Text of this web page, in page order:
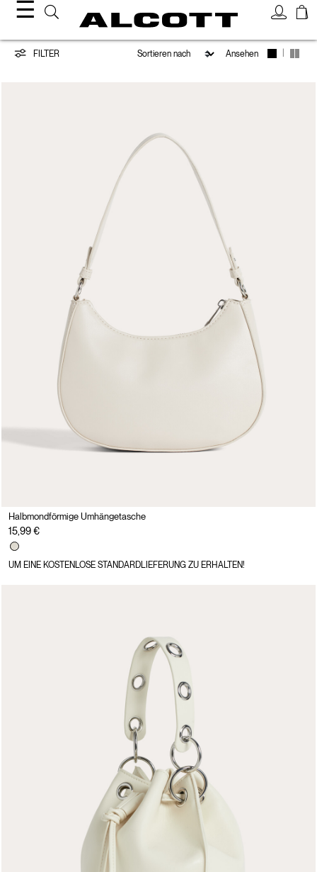
☰
Taschen
FILTER Ansehen
Halbmondförmige Umhängetasche
15,99 €
UM EINE KOSTENLOSE STANDARDLIEFERUNG ZU ERHALTEN!